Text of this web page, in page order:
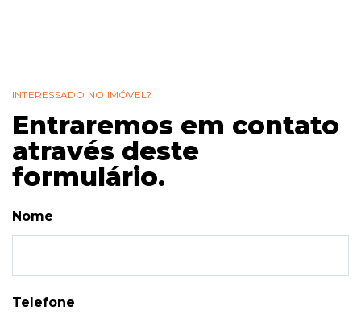
INTERESSADO NO IMÓVEL?
Entraremos em contato
através deste
formulário.
Nome
Telefone